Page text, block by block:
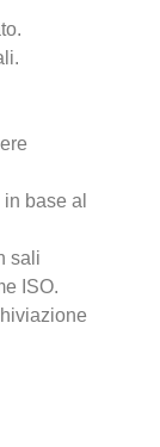
base al
sali
ISO.